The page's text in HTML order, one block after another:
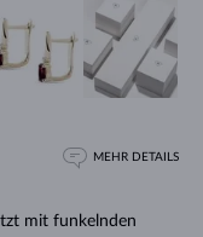
mit funkelnden
MEHR DETAILS